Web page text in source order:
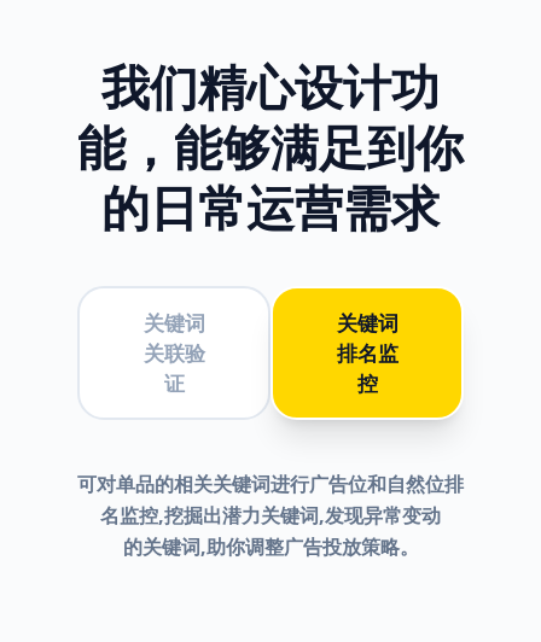
我们精心设计功
能， 能够满足到你
的日常运营需求
关键词
关联验
证
关键词
排名监
控
可对单品的相关关键词进行广告位和自然位排
名监控,挖掘出潜力关键词,发现异常变动
的关键词,助你调整广告投放策略。